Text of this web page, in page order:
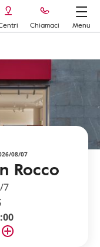
Chiamaci
Menu
Rocco
08/07
7